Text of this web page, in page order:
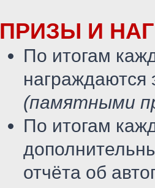
ПРИЗЫ И
По итогам
награждаются
(памятными
По итогам
отчёта об